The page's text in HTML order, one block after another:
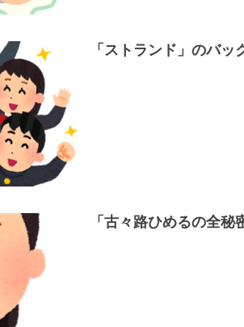
「ストランド」のバッ
「古々路ひめるの全